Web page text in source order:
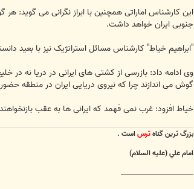
این کارشناس اماراتی همچنین با ابراز نگرانی می گوید:
جنوبی ایران خواهد داشت.
"ابراهیم خیاط" کارشناس مسائل استراتژیک نیز با بعید
وی ادامه داد: بازرسی از کشتی های ایرانی در دریا نه در
گوش می اندازند چرا که نیروی دریایی ایران در منطقه
خیاط افزود: غرب نمی فهمد که ایرانی ها به عقب
بزرگ ترين گناهترس است .
امام علي (عليه السلام)
________________________